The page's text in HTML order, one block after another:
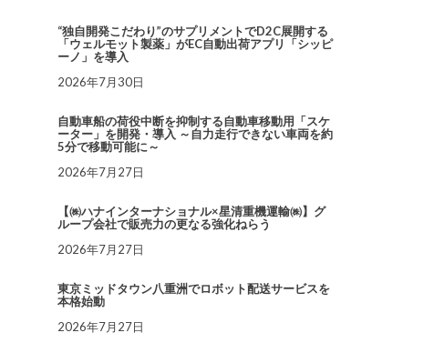
“独自開発こだわり”のサプリメントでD2C展開する
「ウェルモット製薬」がEC自動出荷アプリ「シッピ
ーノ」を導入
2026年7月30日
自動車船の荷役中断を抑制する自動車移動用「スケ
ーター」を開発・導入 ～自力走行できない車両を約
5分で移動可能に～
2026年7月27日
【㈱ハナインターナショナル×星清重機運輸㈱】グ
ループ会社で販売力の更なる強化ねらう
2026年7月27日
東京ミッドタウン八重洲でロボット配送サービスを
本格始動
2026年7月27日